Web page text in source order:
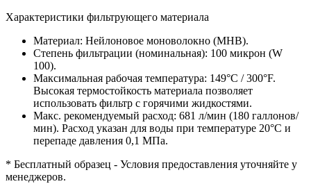
Характеристики фильтрующего материала
Материал: Нейлоновое моноволокно (МНВ).
Степень фильтрации (номинальная): 100 микрон (W
100).
Максимальная рабочая температура: 149°C / 300°F.
Высокая термостойкость материала позволяет
использовать фильтр с горячими жидкостями.
Макс. рекомендуемый расход: 681 л/мин (180 галлонов/
мин). Расход указан для воды при температуре 20°C и
перепаде давления 0,1 МПа.
* Бесплатный образец - Условия предоставления уточняйте у
менеджеров.